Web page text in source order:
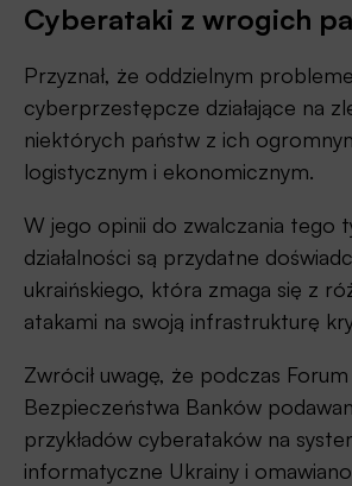
Cyberataki z wrogich
Przyznał, że oddzielnym
cyberprzestępcze działające na
niektórych państw z ich
logistycznym i ekonomicznym.
W jego opinii do zwalczania tego
działalności są przydatne
ukraińskiego, która zmaga się z
atakami na swoją infrastrukturę
Zwrócił uwagę, że podczas Forum
Bezpieczeństwa Banków
przykładów cyberataków na
informatyczne Ukrainy i